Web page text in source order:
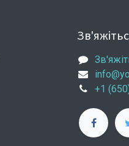
+1